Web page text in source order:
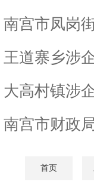
南宫市凤岗
王道寨乡涉
大高村镇涉
南宫市财政
首页